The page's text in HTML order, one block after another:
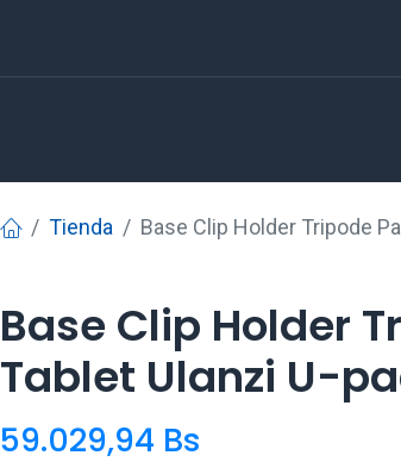
Tienda Base Clip Holder Tripode
Base Clip Holder
Tablet Ulanzi U-
59.029,94 Bs